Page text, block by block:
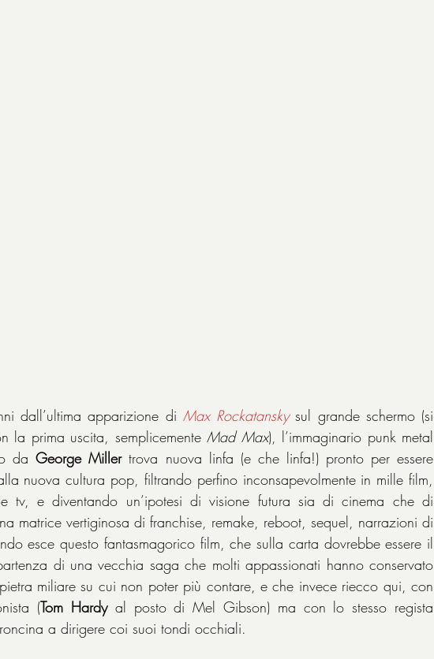
dall’ultima apparizione di Max Rockatansky sul grande schermo (si
la prima uscita, semplicemente Mad Max), l’immaginario punk metal
da George Miller trova nuova linfa (e che linfa!) pronto per essere
nuova cultura pop, filtrando perfino inconsapevolmente in mille film,
tv, e diventando un’ipotesi di visione futura sia di cinema che di
matrice vertiginosa di franchise, remake, reboot, sequel, narrazioni di
esce questo fantasmagorico film, che sulla carta dovrebbe essere il
di una vecchia saga che molti appassionati hanno conservato
miliare su cui non poter più contare, e che invece riecco qui, con
(Tom Hardy al posto di Mel Gibson) ma con lo stesso regista
a dirigere coi suoi tondi occhiali.